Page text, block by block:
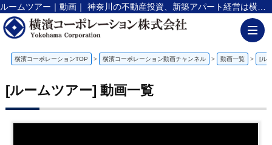
横濱コーポレーションTOP > 横濱コーポレーション動画チャンネル > 動画一覧 > [ル
[ルームツアー] 動画一覧